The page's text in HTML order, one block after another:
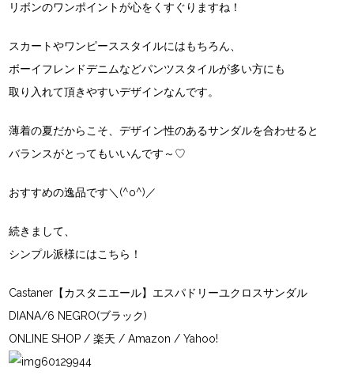
リボンのワンポイントが心をくすぐりますね！
スカートやワンピーススタイルにはもちろん、
ボーイフレンドデニムなどパンツスタイルが多い方にも
取り入れて頂きやすいデザインなんです。
薄着の夏だからこそ、デザイン性のあるサンダルを合わせると
バランスがとってもいいんです～♡
おすすめの逸品です＼(^o^)／
続きまして、
シンプル派様にはこちら！
Castaner【カスタニエール】エスパドリーユクロスサンダル
DIANA/6 NEGRO(ブラック)
ONLINE SHOP /楽天 /Amazon /Yahoo!